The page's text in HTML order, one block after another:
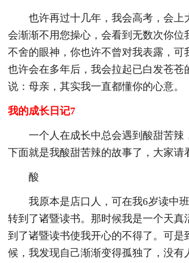
也许再过十几年，我会高考，会上
会渐渐不用您操心，会看到无数次你位
不舍的眼神，你也许不曾对我表露，可
也许会在多年后，我会拉起已白发苍苍
说：母亲，其实我一直都懂你的心意。
我的成长日记7
一个人在成长中总会遇到酸甜苦辣
下面就是我酸甜苦辣的故事了，大家
酸
我原本是店口人，可在我6岁读中
转到了诸暨读书。那时候我是一个天真
到了诸暨读书使我开心的不得了。可是
候，我发现自己渐渐变得孤独了，没有